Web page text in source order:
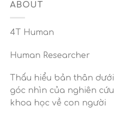
ABOUT
4T Human
Human Researcher
Thấu hiểu bản thân dưới
góc nhìn của nghiên cứu
khoa học về con người